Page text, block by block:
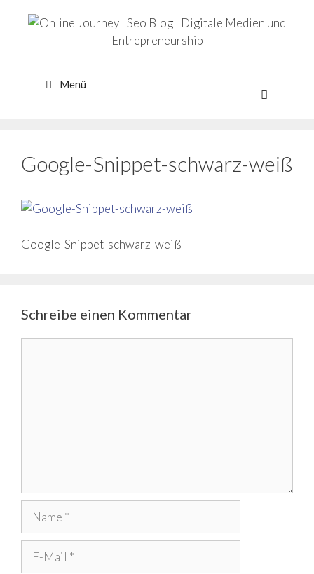
Inhalt
Menü
Google-Snippet-schwarz-weiß
Google-Snippet-schwarz-weiß
Schreibe einen Kommentar
Mail